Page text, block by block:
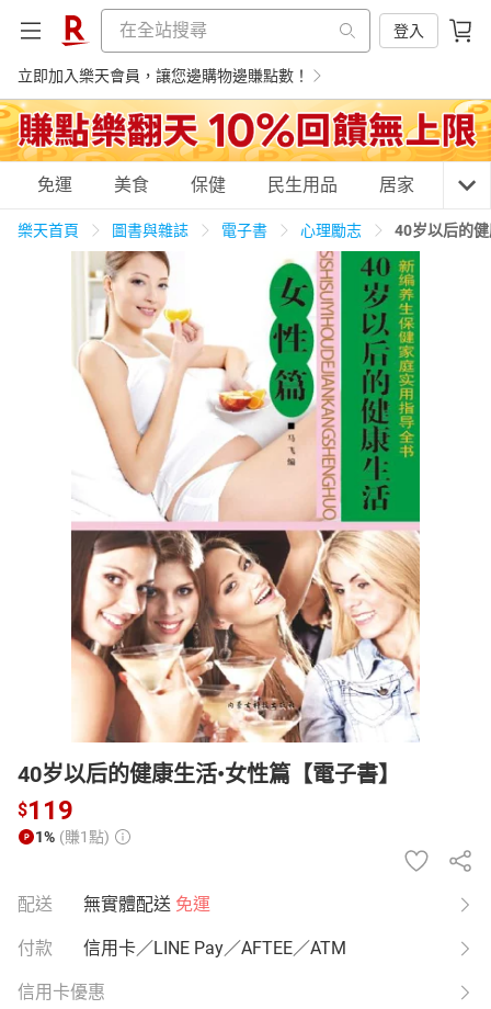
登入
立即加入樂天會員，讓您邊購物邊賺點數！
購物網分類
美食蛋糕 養生保健 民生用品
居家生活 3C家電 運動休閒 親子玩具
男裝 化妝保養 情趣用品
日本購物 電子/紙本書
HOT
免運 美食 保健 民生用品 居家 3C
樂天首頁 圖書與雜誌 電子書 心理勵志 40岁以后的
40岁以后的健康生活•女性篇【電子書】
$119
1% (賺1點)
配送 無實體配送 免運
付款 信用卡／LINE Pay／AFTEE／ATM
信用卡優惠